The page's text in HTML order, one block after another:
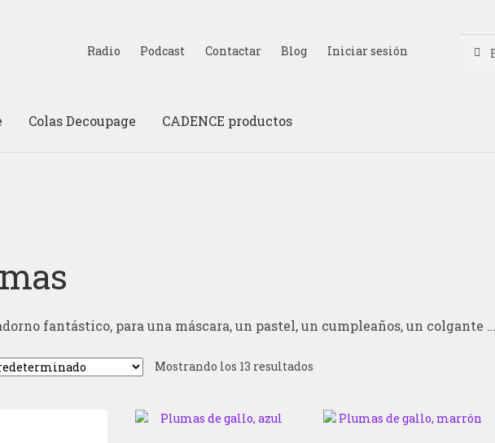
Radio Podcast Contactar Blog Iniciar sesión
por:
Colas Decoupage CADENCE productos
fantástico, para una máscara, un pastel, un cumpleaños, un colgante …
Mostrando los 13 resultados